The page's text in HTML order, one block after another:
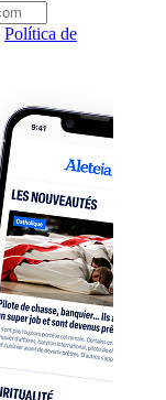
Política de